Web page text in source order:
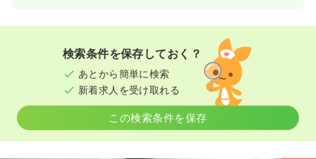
検索条件を保存しておく？
あとから簡単に検索
新着求人を受け取れる
この検索条件を保存